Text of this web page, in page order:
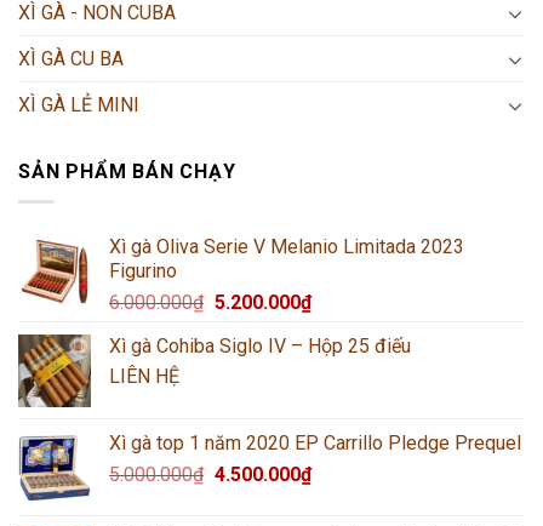
XÌ GÀ - NON CUBA
XÌ GÀ CU BA
XÌ GÀ LẺ MINI
SẢN PHẨM BÁN CHẠY
Xì gà Oliva Serie V Melanio Limitada 2023
Figurino
6.000.000₫ 5.200.000₫
Xì gà Cohiba Siglo IV – Hộp 25 điếu
LIÊN HỆ
Xì gà top 1 năm 2020 EP Carrillo Pledge Prequel
5.000.000₫ 4.500.000₫